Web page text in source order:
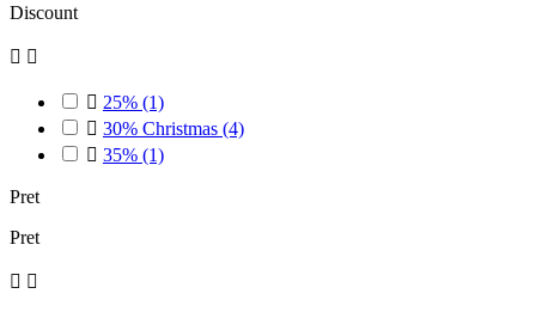
Discount
 
 25% (1)
 30% Christmas (4)
 35% (1)
Pret
Pret
 